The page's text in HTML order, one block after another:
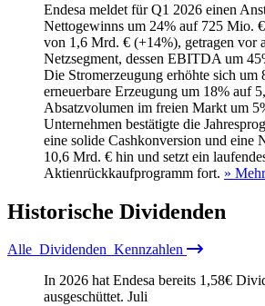
Endesa meldet für Q1 2026 einen
Nettogewinns um 24% auf 725 Mio.
von 1,6 Mrd. € (+14%), getragen vor
Netzsegment, dessen EBITDA um
Die Stromerzeugung erhöhte sich um
erneuerbare Erzeugung um 18% auf
Absatzvolumen im freien Markt um
Unternehmen bestätigte die
eine solide Cashkonversion und eine
10,6 Mrd. € hin und setzt ein
Aktienrückkaufprogramm fort. »
Historische Dividenden
Alle Dividenden Kennzahlen
In 2026 hat Endesa bereits 1,58€
ausgeschüttet. Juli